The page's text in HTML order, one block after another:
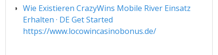
Wie Existieren CrazyWins Mobile River Einsatz
Erhalten · DE Get Started
https://www.locowincasinobonus.de/